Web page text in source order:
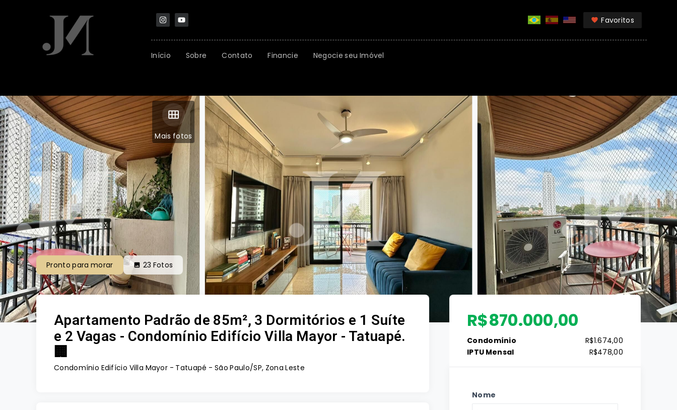
Favoritos
Início Sobre Contato Financie Negocie seu Imóvel
Mais fotos
Pronto para morar 23 Fotos
Apartamento Padrão de 85m², 3 Dormitórios e 1 Suíte
e 2 Vagas - Condomínio Edifício Villa Mayor - Tatuapé.
🏢
Condomínio Edifício Villa Mayor - Tatuapé - São Paulo/SP, Zona Leste
R$870.000,00
Condomínio
R$1.674,00
IPTU Mensal
R$478,00
Nome